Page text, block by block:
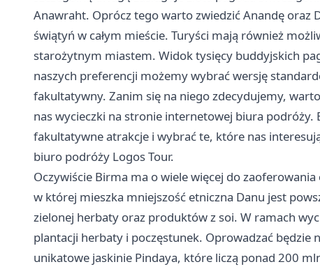
Anawraht. Oprócz tego warto zwiedzić Anandę oraz
świątyń w całym mieście. Turyści mają również
starożytnym miastem. Widok tysięcy buddyjskich
naszych preferencji możemy wybrać wersję
fakultatywny. Zanim się na niego zdecydujemy,
nas wycieczki na stronie internetowej biura
fakultatywne atrakcje i wybrać te, które nas
biuro podróży Logos Tour.
Oczywiście Birma ma o wiele więcej do
w której mieszka mniejszość etniczna Danu jest
zielonej herbaty oraz produktów z soi. W ramach
plantacji herbaty i poczęstunek. Oprowadzać będzie
unikatowe jaskinie Pindaya, które liczą ponad 200